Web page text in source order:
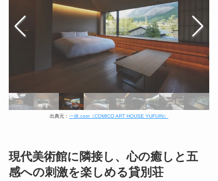
出典元： 一休.com（COMICO ART HOUSE YUFUIN）
現代美術館に隣接し、心の癒しと五
感への刺激を楽しめる貸別荘